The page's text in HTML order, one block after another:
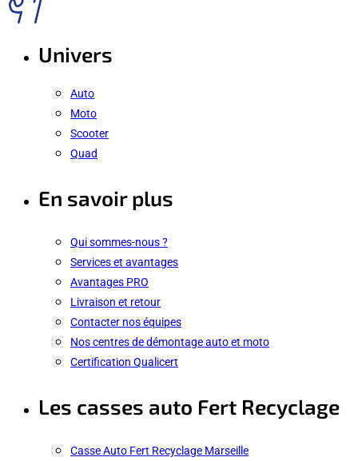
Univers
Auto
Moto
Scooter
Quad
En savoir plus
Qui sommes-nous ?
Services et avantages
Avantages PRO
Livraison et retour
Contacter nos équipes
Nos centres de démontage auto et moto
Certification Qualicert
Les casses auto Fert Recyclage
Casse Auto Fert Recyclage Marseille